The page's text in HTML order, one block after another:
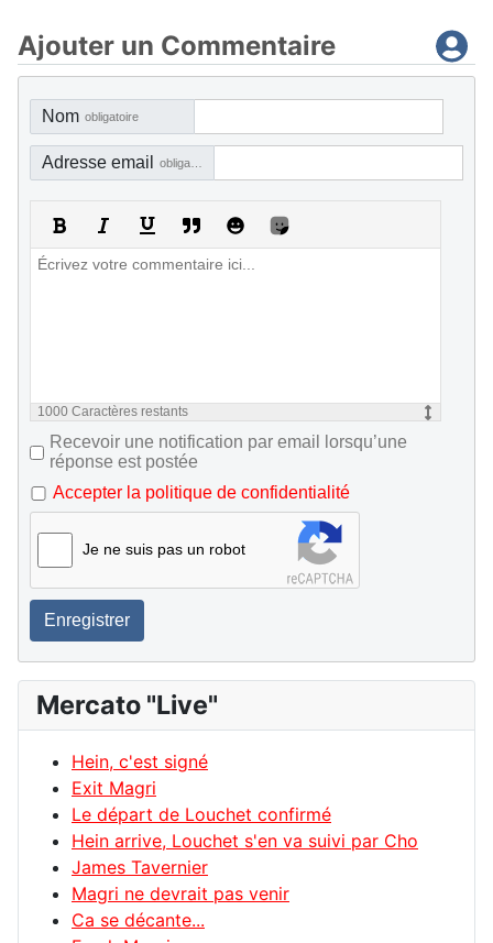
Ajouter un Commentaire
Nom obligatoire
Adresse email
1000 Caractères restants
Recevoir une notification par email lorsqu’une
réponse est postée
Accepter la politique de confidentialité
Je ne suis pas un robot
Enregistrer
Mercato "Live"
Hein, c'est signé
Exit Magri
Le départ de Louchet confirmé
Hein arrive, Louchet s'en va suivi par Cho
James Tavernier
Magri ne devrait pas venir
Ca se décante...